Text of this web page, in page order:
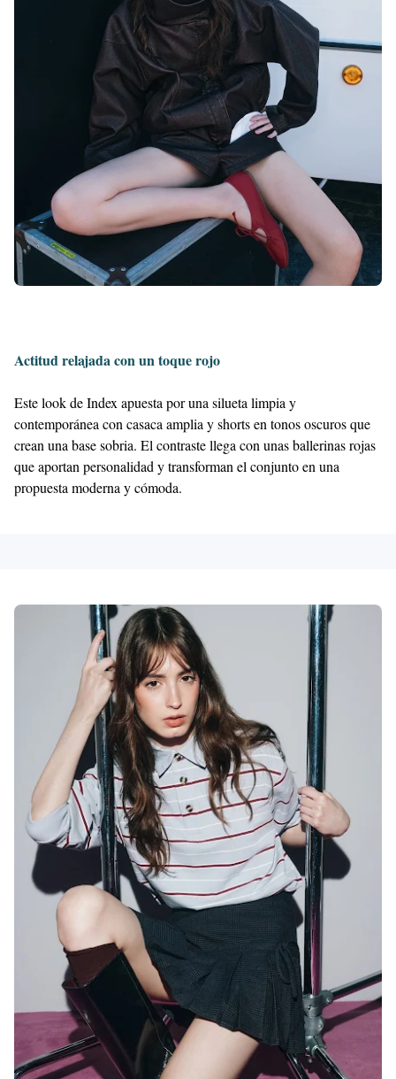
Actitud relajada con un toque rojo
Este look de Index apuesta por una silueta limpia y
contemporánea con casaca amplia y shorts en tonos oscuros que
crean una base sobria. El contraste llega con unas ballerinas rojas
que aportan personalidad y transforman el conjunto en una
propuesta moderna y cómoda.